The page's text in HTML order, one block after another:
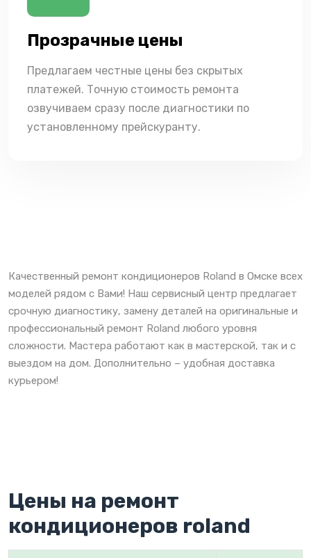
Прозрачные цены
Предлагаем честные цены без скрытых
платежей. Точную стоимость ремонта
озвучиваем сразу после диагностики по
установленному прейскуранту.
Качественный ремонт кондиционеров Roland в Омске всех
моделей рядом с Вами! Наш сервисный центр предлагает
срочную диагностику, замену деталей на оригинальные и
профессиональный ремонт Roland любого уровня
сложности. Мастера работают как в мастерской, так и с
выездом на дом. Дополнительно – удобная доставка
курьером!
Цены на ремонт
кондиционеров roland